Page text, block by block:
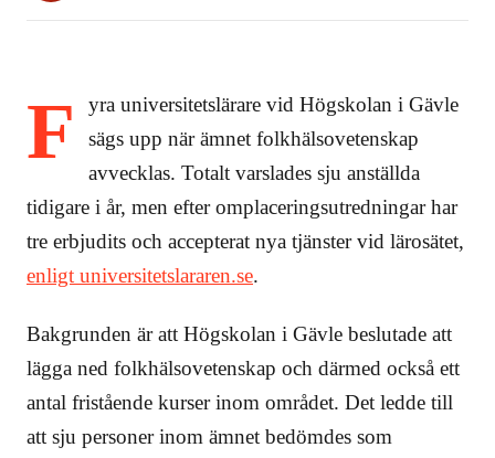
F
yra universitetslärare vid Högskolan i Gävle
sägs upp när ämnet folkhälsovetenskap
avvecklas. Totalt varslades sju anställda
tidigare i år, men efter omplaceringsutredningar har
tre erbjudits och accepterat nya tjänster vid lärosätet,
enligt universitetslararen.se.
Bakgrunden är att Högskolan i Gävle beslutade att
lägga ned folkhälsovetenskap och därmed också ett
antal fristående kurser inom området. Det ledde till
att sju personer inom ämnet bedömdes som